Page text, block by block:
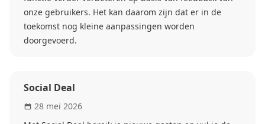
onze gebruikers. Het kan daarom zijn dat er in de
toekomst nog kleine aanpassingen worden
doorgevoerd.
Social Deal
28 mei 2026